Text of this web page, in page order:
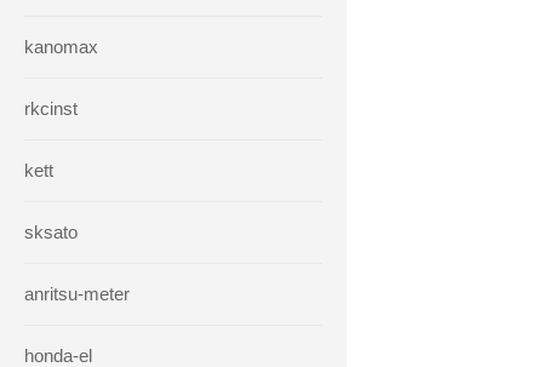
kanomax
rkcinst
kett
sksato
anritsu-meter
honda-el